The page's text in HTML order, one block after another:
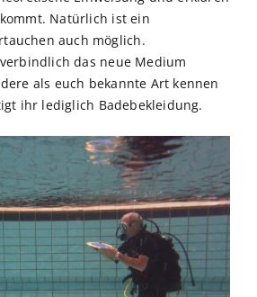
Natürlich ist ein
auch möglich.
das neue Medium
als euch bekannte Art kennen
ihr lediglich Badebekleidung.